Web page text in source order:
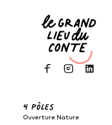
4 pôles
Ouverture Nature